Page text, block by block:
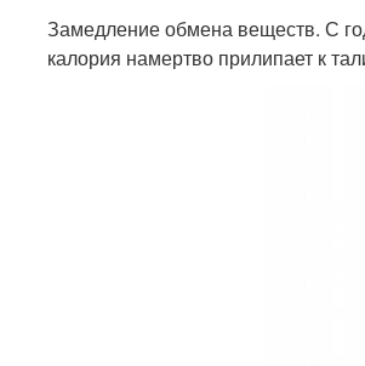
Замедление обмена веществ. С
калория намертво прилипает к